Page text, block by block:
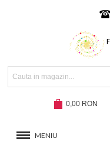
0,00 RON
MENIU